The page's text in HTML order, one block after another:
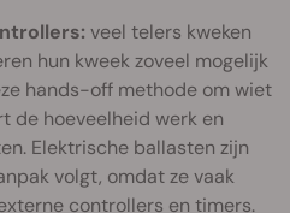
veel telers kweken
hun kweek zoveel mogelijk
hands-off methode om wiet
de hoeveelheid werk en
Elektrische ballasten zijn
volgt, omdat ze vaak
controllers en timers.